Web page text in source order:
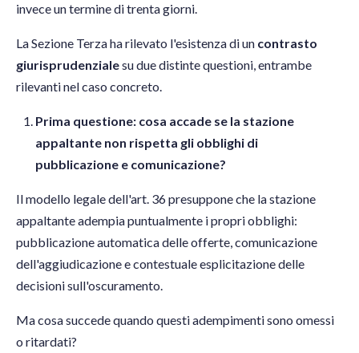
invece un termine di trenta giorni.
La Sezione Terza ha rilevato l'esistenza di un contrasto
giurisprudenzialesu due distinte questioni, entrambe
rilevanti nel caso concreto.
Prima questione: cosa accade se la stazione
appaltante non rispetta gli obblighi di
pubblicazione e comunicazione?
Il modello legale dell'art. 36 presuppone che la stazione
appaltante adempia puntualmente i propri obblighi:
pubblicazione automatica delle offerte, comunicazione
dell'aggiudicazione e contestuale esplicitazione delle
decisioni sull'oscuramento.
Ma cosa succede quando questi adempimenti sono omessi
o ritardati?